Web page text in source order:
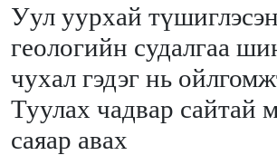
Уул уурхай
геологийн судалгаа
чухал гэдэг нь
Туулах чадвар сайтай
саяар авах